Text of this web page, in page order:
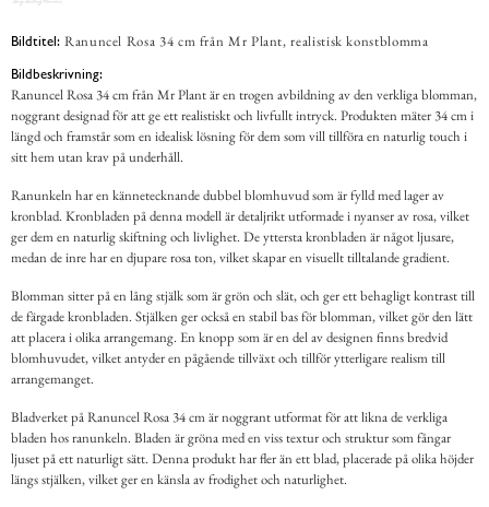
Bildtitel: Ranuncel Rosa 34 cm från Mr Plant, realistisk konstblomma
Bildbeskrivning:
Ranuncel Rosa 34 cm från Mr Plant är en trogen avbildning av den verkliga blomman,
noggrant designad för att ge ett realistiskt och livfullt intryck. Produkten mäter 34 cm i
längd och framstår som en idealisk lösning för dem som vill tillföra en naturlig touch i
sitt hem utan krav på underhåll.
Ranunkeln har en kännetecknande dubbel blomhuvud som är fylld med lager av
kronblad. Kronbladen på denna modell är detaljrikt utformade i nyanser av rosa, vilket
ger dem en naturlig skiftning och livlighet. De yttersta kronbladen är något ljusare,
medan de inre har en djupare rosa ton, vilket skapar en visuellt tilltalande gradient.
Blomman sitter på en lång stjälk som är grön och slät, och ger ett behagligt kontrast till
de färgade kronbladen. Stjälken ger också en stabil bas för blomman, vilket gör den lätt
att placera i olika arrangemang. En knopp som är en del av designen finns bredvid
blomhuvudet, vilket antyder en pågående tillväxt och tillför ytterligare realism till
arrangemanget.
Bladverket på Ranuncel Rosa 34 cm är noggrant utformat för att likna de verkliga
bladen hos ranunkeln. Bladen är gröna med en viss textur och struktur som fångar
ljuset på ett naturligt sätt. Denna produkt har fler än ett blad, placerade på olika höjder
längs stjälken, vilket ger en känsla av frodighet och naturlighet.